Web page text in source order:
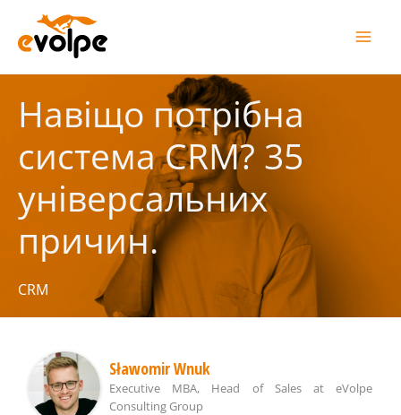
Перейти
Навіщо потрібна
система CRM? 35
універсальних
причин.
CRM
Sławomir Wnuk
Executive MBA, Head of SalesateVolpe
Consulting Group